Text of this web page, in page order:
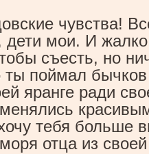
чувства!
дети мои. И
съесть, но
поймал
яранге ради
тебя больше
отца из